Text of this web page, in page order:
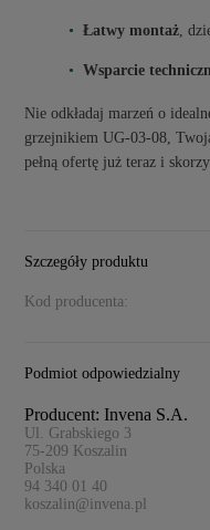
Łatwy montaż ,
Wsparcie
Nie odkładaj marzeń o
grzejnikiem UG-03-08,
pełną ofertę już teraz i
Szczegóły produktu
Kod producenta:
Podmiot odpowiedzialny
Producent: Invena S.A.
Ul. Grabskiego 3
75-209 Koszalin
Polska
94 340 01 40
koszalin@invena.pl